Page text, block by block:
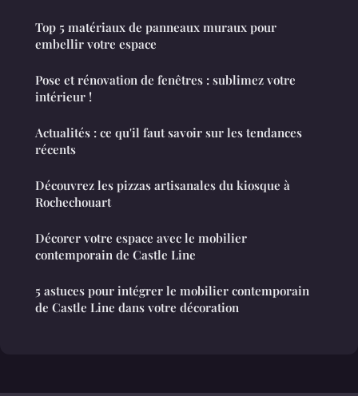
Top 5 matériaux de panneaux muraux pour
embellir votre espace
Pose et rénovation de fenêtres : sublimez votre
intérieur !
Actualités : ce qu'il faut savoir sur les tendances
récents
Découvrez les pizzas artisanales du kiosque à
Rochechouart
Décorer votre espace avec le mobilier
contemporain de Castle Line
5 astuces pour intégrer le mobilier contemporain
de Castle Line dans votre décoration